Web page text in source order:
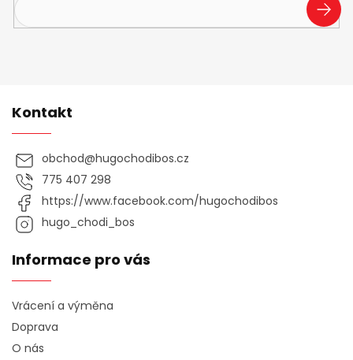
SE
Kontakt
obchod@hugochodibos.cz
775 407 298
https://www.facebook.com/hugochodibos
hugo_chodi_bos
Informace pro vás
Vrácení a výměna
Doprava
O nás